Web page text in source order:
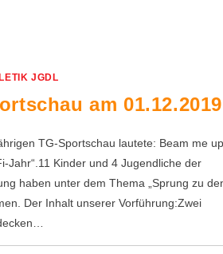
JGDL
am 01.12.2019
TG-Sportschau lautete: Beam me
Jahr“.11 Kinder und 4 Jugendliche der
haben unter dem Thema „Sprung zu
Der Inhalt unserer Vorführung:Zwei